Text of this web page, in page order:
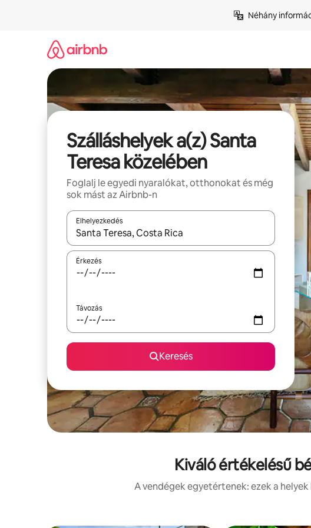
Néhány
Szálláshelyek a(z) Santa
Teresa közelében
Foglalj le egyedi nyaralókat, otthonokat és még
sok mást az Airbnb-n
Elhelyezkedés
Az eredmények között a felfelé és a lefelé nyíllal
Érkezés
Távozás
Keresés
Kiváló értékelésű
A vendégek egyetértenek: ezek a